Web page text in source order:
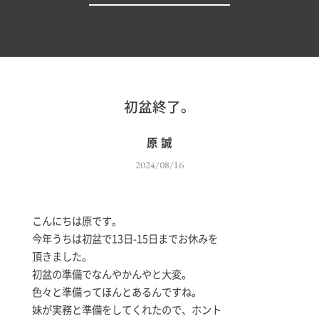
初盆終了。
原 誠
2024/08/16
こんにちは原です。
今年うちは初盆で13日-15日までお休みを
頂きました。
初盆の準備でなんやかんやと大変。
色々と準備ってほんとあるんですね。
妹が実務と準備をしてくれたので、ホント